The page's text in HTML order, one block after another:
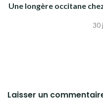
Une longère occitane
30
Laisser un